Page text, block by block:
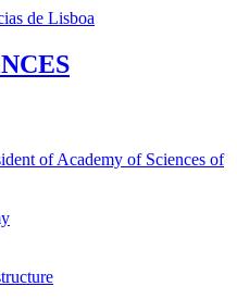
of Academy of Sciences of